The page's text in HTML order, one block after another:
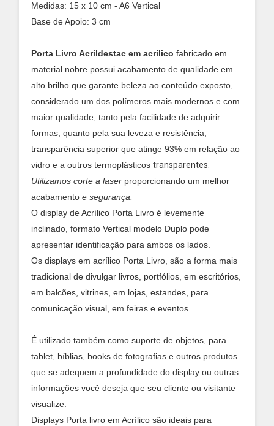
Medidas: 15 x 10 cm - A6 Vertical
Base de Apoio: 3 cm
Porta Livro Acrildestac em acrílico fabricado em
material nobre possui acabamento de qualidade em
alto brilho que garante beleza ao conteúdo exposto,
considerado um dos polímeros mais modernos e com
maior qualidade, tanto pela facilidade de adquirir
formas, quanto pela sua leveza e resistência,
transparência superior que atinge 93% em relação ao
vidro e a outros termoplásticos transparentes.
Utilizamos corte a laser proporcionando um melhor
acabamento e segurança.
O display de Acrílico Porta Livro é levemente
inclinado, formato Vertical modelo Duplo pode
apresentar identificação para ambos os lados.
Os displays em acrílico Porta Livro, são a forma mais
tradicional de divulgar livros, portfólios, em escritórios,
em balcões, vitrines, em lojas, estandes, para
comunicação visual, em feiras e eventos.
É utilizado também como suporte de objetos, para
tablet, bíblias, books de fotografias e outros produtos
que se adequem a profundidade do display ou outras
informações você deseja que seu cliente ou visitante
visualize.
Displays Porta livro em Acrílico são ideais para